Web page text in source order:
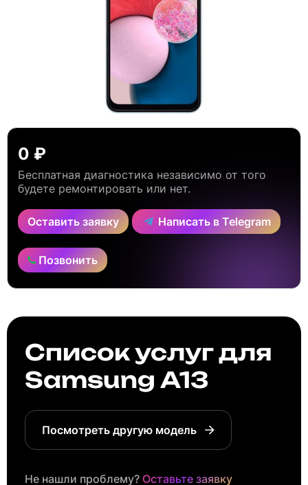
0 ₽
Бесплатная диагностика независимо от того
будете ремонтировать или нет.
Оставить заявку Написать в Telegram
Позвонить
Список услуг для
Samsung A13
Посмотреть другую модель
Не нашли проблему? Оставьте заявку